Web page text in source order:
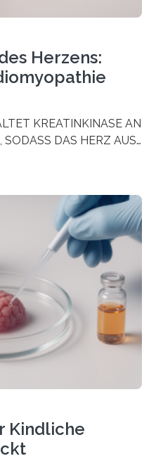
Herzens:
KREATINKINASE AN
DAS HERZ AUS
für Herzinsuffizienz
der Energietransport bei
(HCM) versagen
Verringerung der
Stresses
lassen. Würzburg. Die
(HCM) ist die häufigste
Sie führt dazu, dass
der Herzmuskel zu
Kindliche